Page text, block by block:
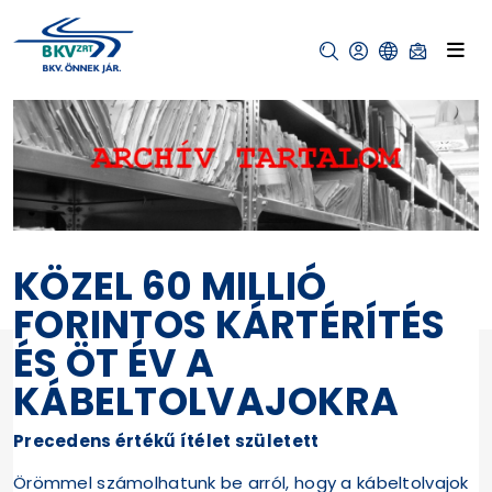
KÖZEL 60 MILLIÓ
FORINTOS KÁRTÉRÍTÉS
ÉS ÖT ÉV A
KÁBELTOLVAJOKRA
Precedens értékű ítélet született
Örömmel számolhatunk be arról, hogy a kábeltolvajok